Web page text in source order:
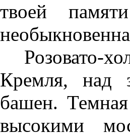
твоей
Розовато-
Кремля, над
башен.
высокими